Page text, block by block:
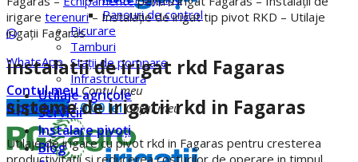
WhatsApp
Contul meuContul meu
0produse/0,00 lei Coşul meu
Panouri de control
Picurare
Tamburi
Staţii de pompare
Infrastructură
Utilaje agricole
Servicii
Instalare pivoți
Blog
irigare terenuri– Instalaţie de irigat tip pivot RKD – Utilaje
irigații Fagaras
instalatii de irigat rkd Fagaras
sisteme de irigatii rkd in Fagaras
Utilaje de irigare cu pivot rkd in Fagaras pentru cresterea
productivitatii si reducerea costurilor de operare in timpul